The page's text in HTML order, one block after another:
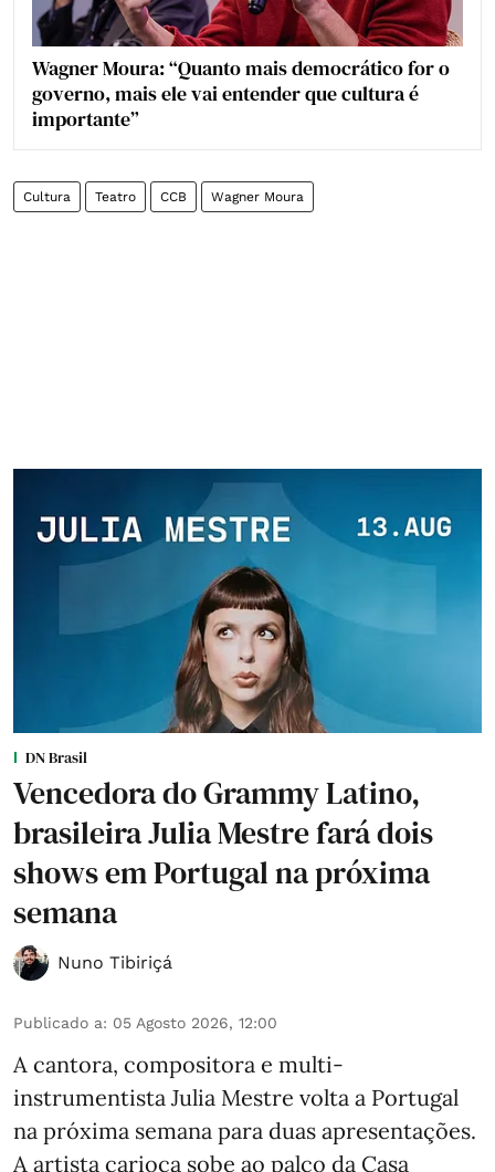
Wagner Moura: “Quanto mais democrático for o
governo, mais ele vai entender que cultura é
importante”
Cultura Teatro CCB Wagner Moura
DN Brasil
Vencedora do Grammy Latino,
brasileira Julia Mestre fará dois
shows em Portugal na próxima
semana
Nuno Tibiriçá
Publicado a: 05 Agosto 2026, 12:00
A cantora, compositora e multi-
instrumentista Julia Mestre volta a Portugal
na próxima semana para duas apresentações.
A artista carioca sobe ao palco da Casa